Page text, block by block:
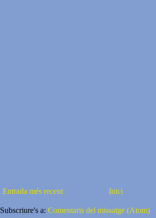
Entrada més recent Inici
Subscriure's a: Comentaris del missatge (Atom)